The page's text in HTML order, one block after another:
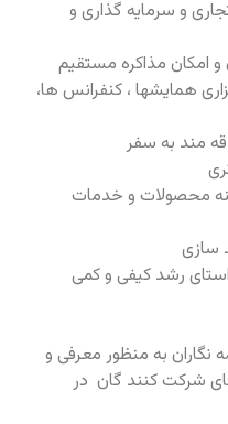
و سرمایه گذاری و
و امکان مذاکره مستقیم
همایشها ، کنفرانس ها،
مند به سفر
محصولات و خدمات
سازی
رشد کیفی و کمی
نگاران به منظور معرفی و
شرکت کنند گان در